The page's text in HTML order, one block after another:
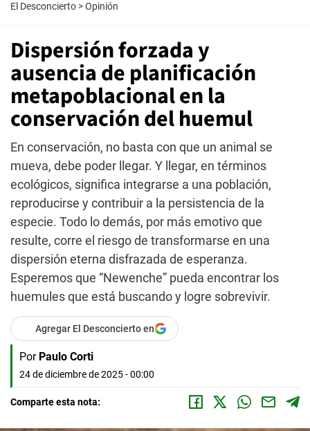
El Desconcierto >Opinión
Dispersión forzada y
ausencia de planificación
metapoblacional en la
conservación del huemul
En conservación, no basta con que un animal se
mueva, debe poder llegar. Y llegar, en términos
ecológicos, significa integrarse a una población,
reproducirse y contribuir a la persistencia de la
especie. Todo lo demás, por más emotivo que
resulte, corre el riesgo de transformarse en una
dispersión eterna disfrazada de esperanza.
Esperemos que “Newenche” pueda encontrar los
huemules que está buscando y logre sobrevivir.
Agregar El Desconcierto en
Por Paulo Corti
24 de diciembre de 2025 - 00:00
Comparte esta nota: